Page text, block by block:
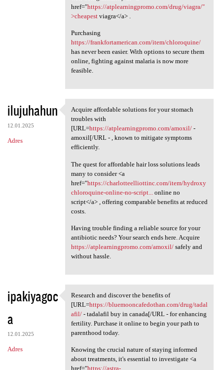
href="https://atplearningpromo.com/drug/viagra/"
>cheapestviagra</a> .
Purchasing
https://frankfortamerican.com/item/chloroquine/
has never been easier. With options to secure them
online, fighting against malaria is now more
feasible.
ilujuhahun
12.01.2025
Adres
Acquire affordable solutions
Acquire affordable solutions for your stomach
troubles with
[URL=https://atplearningpromo.com/amoxil/-
amoxil[/URL - , known to mitigate symptoms
efficiently.
The quest for affordable hair loss solutions leads
many to consider <a
href="https://charlotteelliottinc.com/item/hydroxy
chloroquine-online-no-script...
online no
script</a> , offering comparable benefits at reduced
costs.
Having trouble finding a reliable source for your
antibiotic needs? Your search ends here. Acquire
https://atplearningpromo.com/amoxil/safely and
without hassle.
ipakiyagoc
a
12.01.2025
Adres
Research and discover the
Research and discover the benefits of
[URL=https://bluemooncafedothan.com/drug/tadal
afil/- tadalafil buy in canada[/URL - for enhancing
fertility. Purchase it online to begin your path to
parenthood today.
Knowing the crucial nature of staying informed
about treatments, it's essential to investigate <a
href="https://astra-